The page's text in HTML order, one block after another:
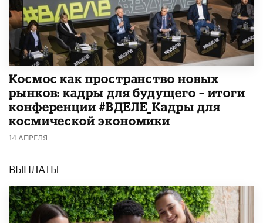
Космос как пространство новых
рынков: кадры для будущего – итоги
конференции #ВДЕЛЕ_Кадры для
космической экономики
14 АПРЕЛЯ
ВЫПЛАТЫ